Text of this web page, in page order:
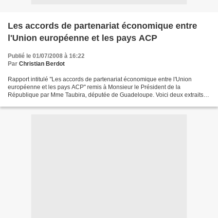
Les accords de partenariat économique entre
l'Union européenne et les pays ACP
Publié le 01/07/2008 à 16:22
Par Christian Berdot
Rapport intitulé "Les accords de partenariat économique entre l'Union
européenne et les pays ACP" remis à Monsieur le Président de la
République par Mme Taubira, députée de Guadeloupe. Voici deux extraits